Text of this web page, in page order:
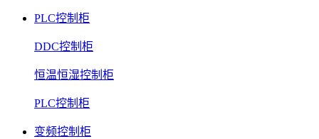
PLC控制柜
DDC控制柜
恒温恒湿控制柜
PLC控制柜
变频控制柜